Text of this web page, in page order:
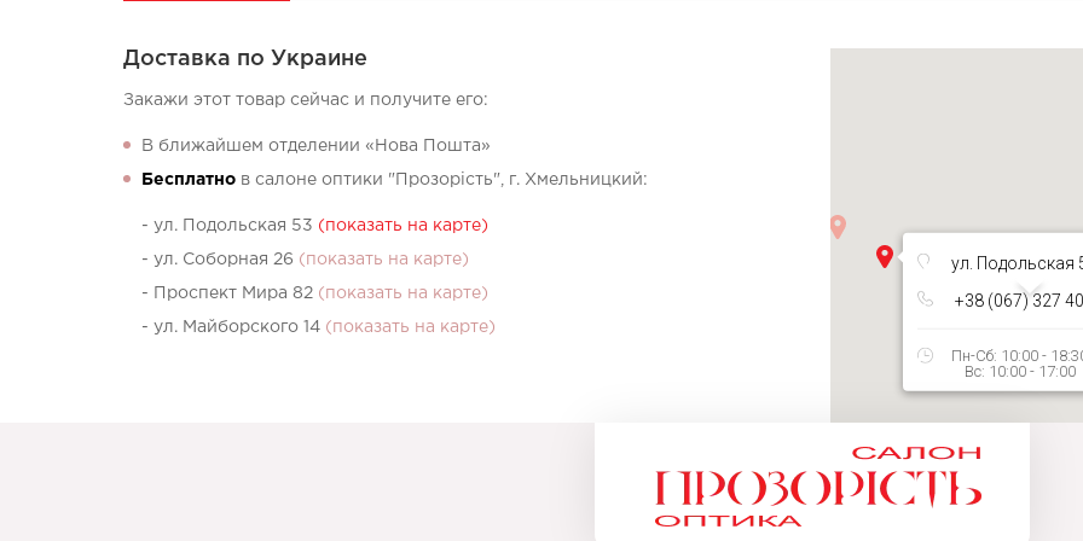
Доставка по Украине
Закажи этот товар сейчас и получите его:
В ближайшем отделении «Нова Пошта»
Бесплатно в салоне оптики "Прозорість", г. Хмельницкий:
- ул. Подольская 53 (показать на карте)
- ул. Соборная 26 (показать на карте)
- Проспект Мира 82 (показать на карте)
- ул. Майборского 14 (показать на карте)
ул. Подольская
+38 (067) 327
Пн-Сб: 10:00 -
Вс: 10:00 - 17:00